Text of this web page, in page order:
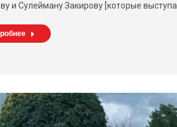
и Сулейману Закирову [которые